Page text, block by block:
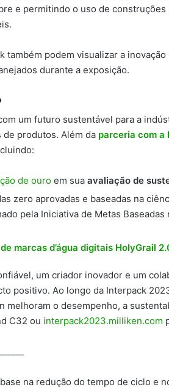
e permitindo o uso de construções
também podem visualizar a
durante a exposição.
um futuro sustentável para a
produtos. Além da parceria com a
de ouro em sua avaliação de
zero aprovadas e baseadas na
pela Iniciativa de Metas Baseadas
marcas d’água digitais HolyGrail
um criador inovador e um
positivo. Ao longo da Interpack
melhoram o desempenho, a
C32 ou interpack2023.milliken.com
na redução do tempo de ciclo e